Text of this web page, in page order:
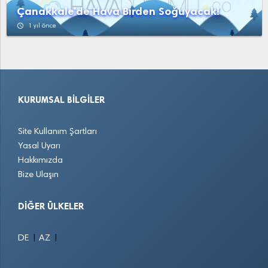
Çanakkale'de Hava Birden Soğuyacak!
access_time 1 yıl önce
KURUMSAL BILGILER
Site Kullanım Şartları
Yasal Uyarı
Hakkımızda
Bize Ulaşın
DIĞER ÜLKELER
DE AZ